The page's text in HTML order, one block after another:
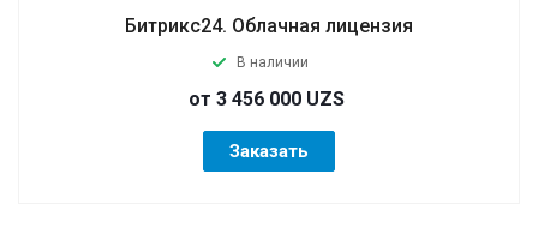
Битрикс24. Облачная лицензия
В наличии
от 3 456 000 UZS
Заказать